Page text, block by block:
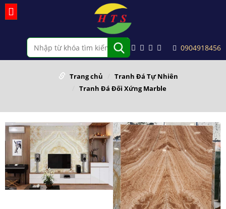
0904918456
Trang chủ
Tranh Đá Tự Nhiên
Tranh Đá Đối Xứng Marble